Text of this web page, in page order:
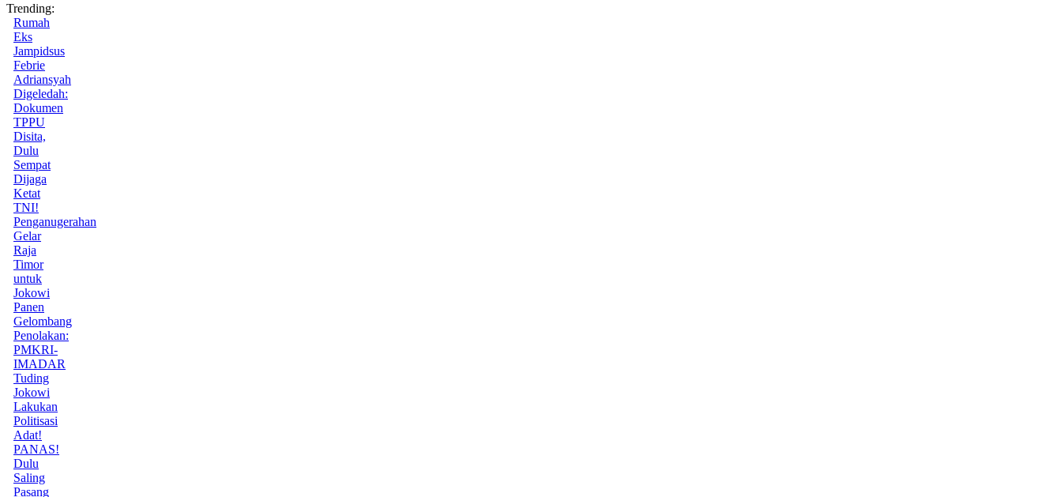
Trending:
Rumah
Eks
Jampidsus
Febrie
Adriansyah
Digeledah:
Dokumen
TPPU
Disita,
Dulu
Sempat
Dijaga
Ketat
TNI!
Penganugerahan
Gelar
Raja
Timor
untuk
Jokowi
Panen
Gelombang
Penolakan:
PMKRI-
IMADAR
Tuding
Jokowi
Lakukan
Politisasi
Adat!
PANAS!
Dulu
Saling
Pasang